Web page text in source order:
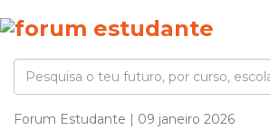
Forum Estudante | 09 janeiro 2026